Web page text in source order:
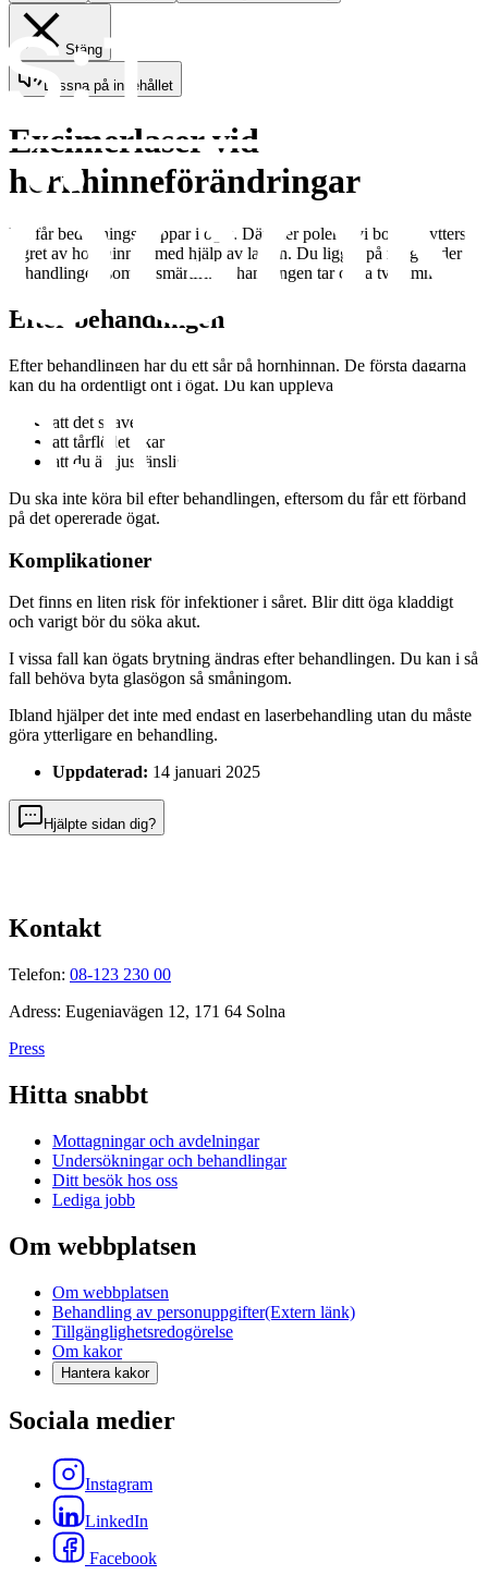
Stäng
Lyssna på innehållet
Excimerlaser vid
hornhinneförändringar
Du får bedövningsdroppar i ögat. Därefter polerar vi bort det yttersta
lagret av hornhinnan med hjälp av lasern. Du ligger på rygg under
behandlingen som är smärtfri. Behandlingen tar cirka två timmar.
Efter behandlingen
Efter behandlingen har du ett sår på hornhinnan. De första dagarna
kan du ha ordentligt ont i ögat. Du kan uppleva
att det skaver
att tårflödet ökar
att du är ljuskänslig.
Du ska inte köra bil efter behandlingen, eftersom du får ett förband
på det opererade ögat.
Komplikationer
Det finns en liten risk för infektioner i såret. Blir ditt öga kladdigt
och varigt bör du söka akut.
I vissa fall kan ögats brytning ändras efter behandlingen. Du kan i så
fall behöva byta glasögon så småningom.
Ibland hjälper det inte med endast en laserbehandling utan du måste
göra ytterligare en behandling.
Uppdaterad: 14 januari 2025
Hjälpte sidan dig?
Kontakt
Telefon: 08-123 230 00
Adress: Eugeniavägen 12, 171 64 Solna
Press
Hitta snabbt
Mottagningar och avdelningar
Undersökningar och behandlingar
Ditt besök hos oss
Lediga jobb
Om webbplatsen
Om webbplatsen
Behandling av personuppgifter(Extern länk)
Tillgänglighetsredogörelse
Om kakor
Hantera kakor
Sociala medier
Instagram
LinkedIn
Facebook